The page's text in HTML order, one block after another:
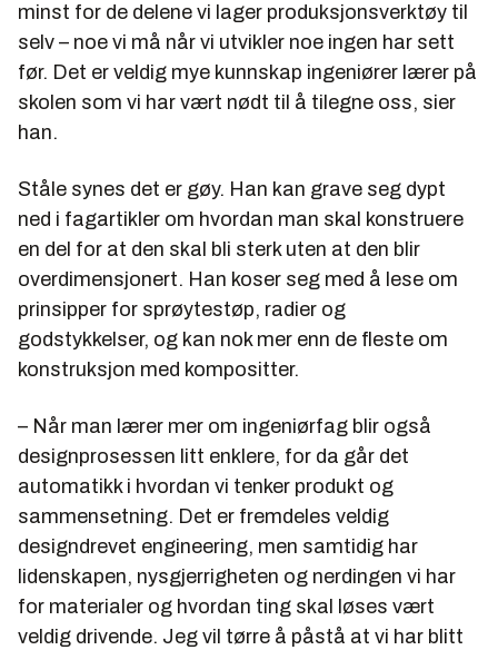
minst for de delene vi lager produksjonsverktøy til
selv – noe vi må når vi utvikler noe ingen har sett
før. Det er veldig mye kunnskap ingeniører lærer på
skolen som vi har vært nødt til å tilegne oss, sier
han.
Ståle synes det er gøy. Han kan grave seg dypt
ned i fagartikler om hvordan man skal konstruere
en del for at den skal bli sterk uten at den blir
overdimensjonert. Han koser seg med å lese om
prinsipper for sprøytestøp, radier og
godstykkelser, og kan nok mer enn de fleste om
konstruksjon med kompositter.
– Når man lærer mer om ingeniørfag blir også
designprosessen litt enklere, for da går det
automatikk i hvordan vi tenker produkt og
sammensetning. Det er fremdeles veldig
designdrevet engineering, men samtidig har
lidenskapen, nysgjerrigheten og nerdingen vi har
for materialer og hvordan ting skal løses vært
veldig drivende. Jeg vil tørre å påstå at vi har blitt